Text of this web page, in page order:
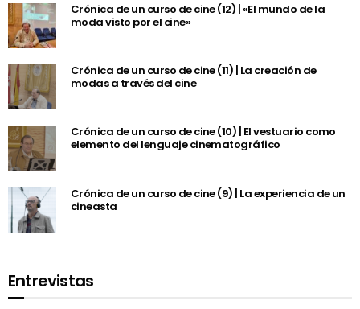
Crónica de un curso de cine (12) | «El mundo de la
moda visto por el cine»
Crónica de un curso de cine (11) | La creación de
modas a través del cine
Crónica de un curso de cine (10) | El vestuario como
elemento del lenguaje cinematográfico
Crónica de un curso de cine (9) | La experiencia de un
cineasta
Entrevistas